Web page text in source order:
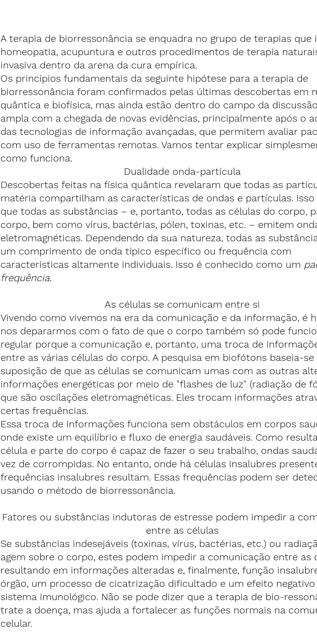
A terapia de biorressonância se enquadra no grupo de terapias que
homeopatia, acupuntura e outros procedimentos de terapia
invasiva dentro da arena da cura empírica.
Os princípios fundamentais da seguinte hipótese para a terapia de
biorressonância foram confirmados pelas últimas descobertas em
quântica e biofísica, mas ainda estão dentro do campo da
ampla com a chegada de novas evidências, principalmente após o
das tecnologias de informação avançadas, que permitem avaliar
com uso de ferramentas remotas. Vamos tentar explicar
como funciona.
Dualidade onda-partícula
Descobertas feitas na física quântica revelaram que todas as
matéria compartilham as características de ondas e partículas. Isso
que todas as substâncias – e, portanto, todas as células do corpo,
corpo, bem como vírus, bactérias, pólen, toxinas, etc. – emitem
eletromagnéticas. Dependendo da sua natureza, todas as
um comprimento de onda típico específico ou frequência com
características altamente individuais. Isso é conhecido como um
frequência.
As células se comunicam entre si
Vivendo como vivemos na era da comunicação e da informação, é
nos depararmos com o fato de que o corpo também só pode
regular porque a comunicação e, portanto, uma troca de
entre as várias células do corpo. A pesquisa em biofótons baseia-se
suposição de que as células se comunicam umas com as outras
informações energéticas por meio de "flashes de luz" (radiação de
que são oscilações eletromagnéticas. Eles trocam informações
certas frequências.
Essa troca de informações funciona sem obstáculos em corpos
onde existe um equilíbrio e fluxo de energia saudáveis. Como
célula e parte do corpo é capaz de fazer o seu trabalho, ondas
vez de corrompidas. No entanto, onde há células insalubres
frequências insalubres resultam. Essas frequências podem ser
usando o método de biorressonância.
Fatores ou substâncias indutoras de estresse podem impedir a
entre as células
Se substâncias indesejáveis (toxinas, vírus, bactérias, etc.) ou
agem sobre o corpo, estes podem impedir a comunicação entre as
resultando em informações alteradas e, finalmente, função
órgão, um processo de cicatrização dificultado e um efeito
sistema imunológico. Não se pode dizer que a terapia de bio-
trate a doença, mas ajuda a fortalecer as funções normais na
celular.